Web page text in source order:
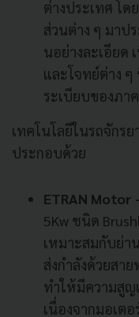
ต่างประเทศ โ
ส่วนต่าง ๆ มาป
นอย่างละเอียด
และโจทย์ต่าง
ระเบียบของภา
เทคโนโลยีในรถจักรย
ประกอบด้วย
ETRAN Motor -
5Kw ชนิด
เหมาะสมกับย่า
ส่งกำลังด้วยสา
ทำให้มีความสูญ
เนื่องจากมอเต